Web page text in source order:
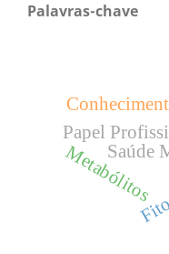
Palavras-chave
Papel
Saúde
Metabólitos